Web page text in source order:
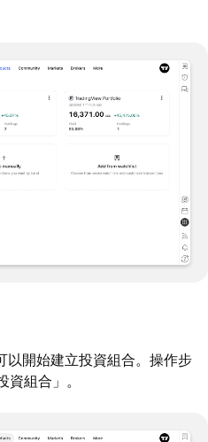
開始建立投資組合。操作步
組合」。